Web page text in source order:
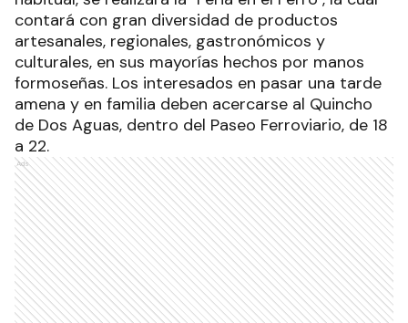
contará con gran diversidad de productos
artesanales, regionales, gastronómicos y
culturales, en sus mayorías hechos por manos
formoseñas. Los interesados en pasar una tarde
amena y en familia deben acercarse al Quincho
de Dos Aguas, dentro del Paseo Ferroviario, de 18
a 22.
Ads